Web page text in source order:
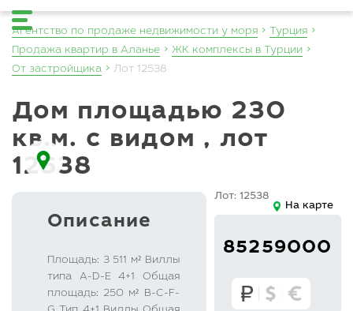
Агентство по продаже недвижимости у моря
Турция
Продажа квартир в Аланье
ЖК комплексы в Турции
От застройщика
Лот 12538
дом площадью 230
кв.м. с видом , лот
12538
Описание
Площадь: 3 511 м² Виллы
типа A-D-E 4+1 Общая
площадь: 250 м² B-C-F-
На карте
Лот: 12538
85259000